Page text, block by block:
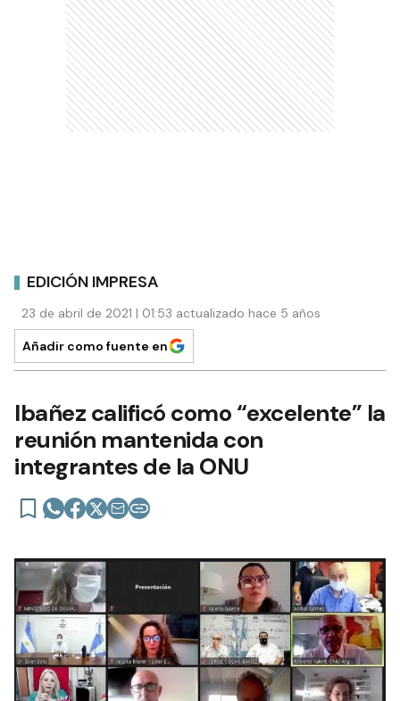
EDICIÓN IMPRESA
23 de abril de 2021 | 01:53 actualizado hace 5 años
Añadir como fuente en
Ibañez calificó como “excelente” la
reunión mantenida con
integrantes de la ONU